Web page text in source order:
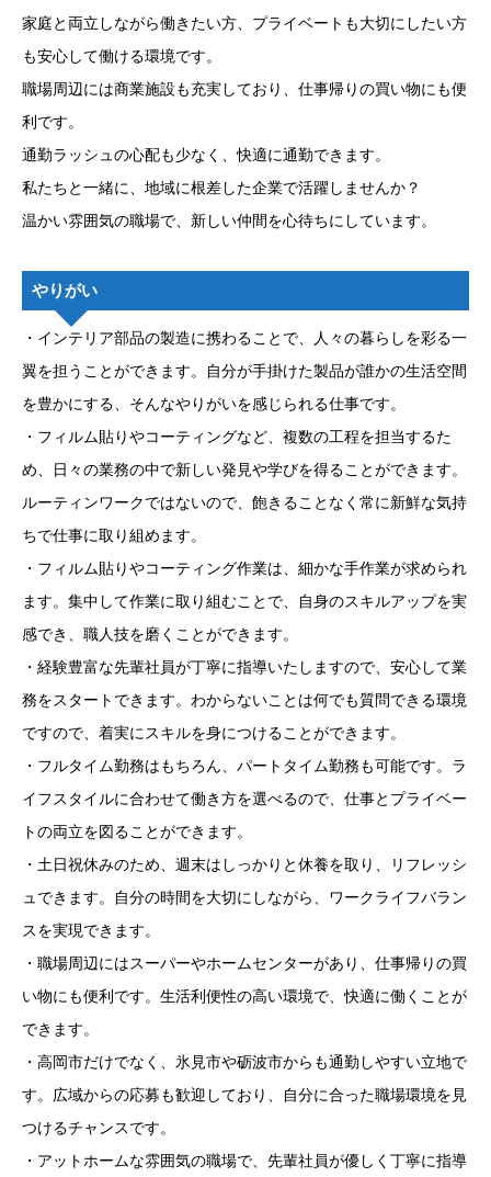
家庭と両立しながら働きたい方、プライベートも大切にしたい方
も安心して働ける環境です。
職場周辺には商業施設も充実しており、仕事帰りの買い物にも便
利です。
通勤ラッシュの心配も少なく、快適に通勤できます。
私たちと一緒に、地域に根差した企業で活躍しませんか？
温かい雰囲気の職場で、新しい仲間を心待ちにしています。
やりがい
・インテリア部品の製造に携わることで、人々の暮らしを彩る一
翼を担うことができます。自分が手掛けた製品が誰かの生活空間
を豊かにする、そんなやりがいを感じられる仕事です。
・フィルム貼りやコーティングなど、複数の工程を担当するた
め、日々の業務の中で新しい発見や学びを得ることができます。
ルーティンワークではないので、飽きることなく常に新鮮な気持
ちで仕事に取り組めます。
・フィルム貼りやコーティング作業は、細かな手作業が求められ
ます。集中して作業に取り組むことで、自身のスキルアップを実
感でき、職人技を磨くことができます。
・経験豊富な先輩社員が丁寧に指導いたしますので、安心して業
務をスタートできます。わからないことは何でも質問できる環境
ですので、着実にスキルを身につけることができます。
・フルタイム勤務はもちろん、パートタイム勤務も可能です。ラ
イフスタイルに合わせて働き方を選べるので、仕事とプライベー
トの両立を図ることができます。
・土日祝休みのため、週末はしっかりと休養を取り、リフレッシ
ュできます。自分の時間を大切にしながら、ワークライフバラン
スを実現できます。
・職場周辺にはスーパーやホームセンターがあり、仕事帰りの買
い物にも便利です。生活利便性の高い環境で、快適に働くことが
できます。
・高岡市だけでなく、氷見市や砺波市からも通勤しやすい立地で
す。広域からの応募も歓迎しており、自分に合った職場環境を見
つけるチャンスです。
・アットホームな雰囲気の職場で、先輩社員が優しく丁寧に指導